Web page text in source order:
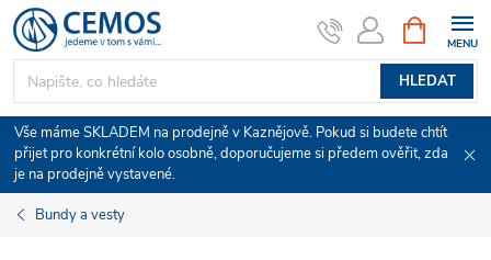
Přejít
na
obsah
HLEDAT
NÁKUPNÍ
KOŠÍK
Vše máme SKLADEM na prodejně v Kaznějově. Pokud si budete chtít
přijet pro konkrétní kolo osobně, doporučujeme si předem ověřit, zda
je na prodejně vystavené.
Bundy a vesty